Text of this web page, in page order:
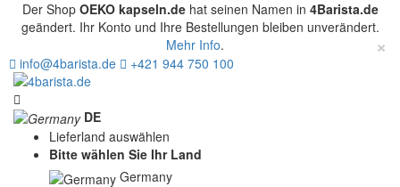
Der Shop OEKO kapseln.dehat seinen Namen in 4Barista.de
geändert. Ihr Konto und Ihre Bestellungen bleiben unverändert.
Mehr Info. ×
info@4barista.de +421 944 750 100
DE
Lieferland auswählen
Bitte wählen Sie Ihr Land
Germany